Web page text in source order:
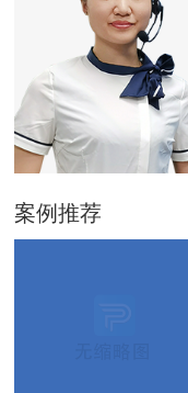
案例推荐